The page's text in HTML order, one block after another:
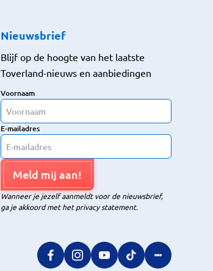
Nieuwsbrief
Blijf op de hoogte van het laatste
Toverland-nieuws en aanbiedingen
Voornaam
E-mailadres
Meld mij aan!
Wanneer je jezelf aanmeldt voor de nieuwsbrief,
ga je akkoord met het privacy statement.